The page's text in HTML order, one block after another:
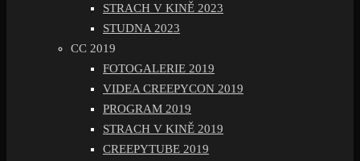
STRACH V KINĚ 2023
STUDNA 2023
CC 2019
FOTOGALERIE 2019
VIDEA CREEPYCON 2019
PROGRAM 2019
STRACH V KINĚ 2019
CREEPYTUBE 2019